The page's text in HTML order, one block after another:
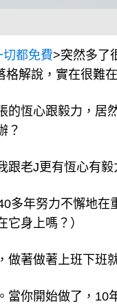
切都免費>突然多了
解說，實在很難在
恆心跟毅力，居
？
跟老J更有恆心有毅
多年努力不懈地
身上嗎？）
做著做著上班下班
當你開始做了，